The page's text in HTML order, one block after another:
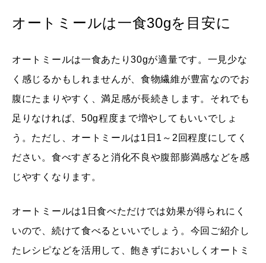
オートミールは一食30gを目安に
オートミールは一食あたり30gが適量です。一見少な
く感じるかもしれませんが、食物繊維が豊富なのでお
腹にたまりやすく、満足感が長続きします。それでも
足りなければ、50g程度まで増やしてもいいでしょ
う。ただし、オートミールは1日1～2回程度にしてく
ださい。食べすぎると消化不良や腹部膨満感などを感
じやすくなります。
オートミールは1日食べただけでは効果が得られにく
いので、続けて食べるといいでしょう。今回ご紹介し
たレシピなどを活用して、飽きずにおいしくオートミ